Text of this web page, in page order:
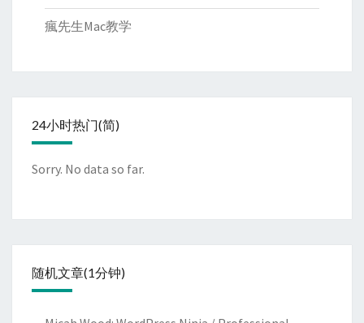
瘋先生Mac教学
24小时热门(简)
Sorry. No data so far.
随机文章(1分钟)